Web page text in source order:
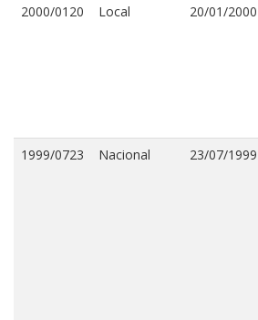
2000/0120 Local 20/01/2000
1999/0723 Nacional 23/07/1999